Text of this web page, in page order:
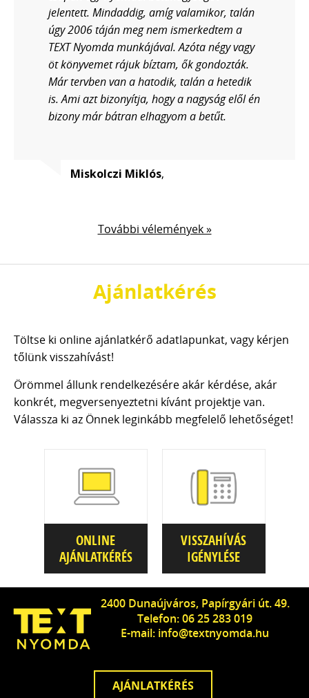
jelentett. Mindaddig, amíg valamikor, talán
úgy 2006 táján meg nem ismerkedtem a
TEXT Nyomda munkájával. Azóta négy vagy
öt könyvemet rájuk bíztam, ők gondozták.
Már tervben van a hatodik, talán a hetedik
is. Ami azt bizonyítja, hogy a nagyság elől én
bizony már bátran elhagyom a betűt.
Miskolczi Miklós,
További vélemények »
Ajánlatkérés
Töltse ki online ajánlatkérő adatlapunkat, vagy kérjen
tőlünk visszahívást!
Örömmel állunk rendelkezésére akár kérdése, akár
konkrét, megversenyeztetni kívánt projektje van.
Válassza ki az Önnek leginkább megfelelő lehetőséget!
ONLINE
AJÁNLATKÉRÉS
VISSZAHÍVÁS
IGÉNYLÉSE
2400 Dunaújváros, Papírgyári út. 49.
Telefon: 06 25 283 019
E-mail: info@textnyomda.hu
AJÁNLATKÉRÉS